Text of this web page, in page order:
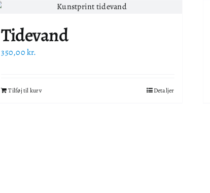
Tidevand
350,00kr.
Tilføj til kurv Detaljer